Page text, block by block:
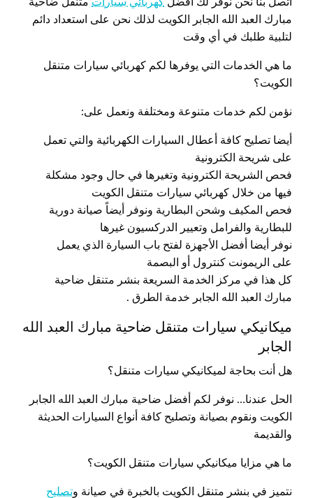
مبارك العبد الله الجابر الكويت لذلك نحن على استعداد دائم
لتلبية طلبك في أي وقت
ما هي الخدمات التي يوفرها لكم كهربائي سيارات متنقل
الكويت؟
نؤمن لكم خدمات متنوعة ومختلفة ونعمل على:
أيضا تصليح كافة أعطال السيارات الكهربائية والتي تعمل
على شريحة الكترونية
فحص الشريحة الكترونية وتغيرها في حال وجود مشكلة
فيها من خلال كهربائي سيارات متنقل الكويت
فحص المكيف وشحن البطارية ونوفر أيضاً صيانة دورية
للبطارية والفرامل وتعيير الدركسيون غيرها
نوفر أيضا أفضل الأجهزة لفتح باب السيارة الذي يعمل
على الريمونت كنترول أو البصمة
كل هذا في مركز الخدمة السريعة بنشر متنقل ضاحية
مبارك العبد الله الجابر خدمة الطرق .
ميكانيكي سيارات متنقل ضاحية مبارك العبد الله
الجابر
هل أنت بحاجة لميكانيكي سيارات متنقل؟
الحل عندنا… نوفر لكم أفضل ضاحية مبارك العبد الله الجابر
الكويت ونقوم بصيانة وتصليح كافة أنواع السيارات الحديثة
والقديمة
ما هي مزايا ميكانيكي سيارات متنقل الكويت؟
نتميز في بنشر متنقل الكويت بالخبرة في صيانة وتصليح